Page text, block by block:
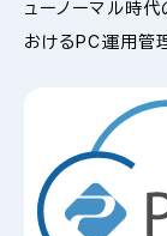
ューノーマル時代
おけるPC運用管